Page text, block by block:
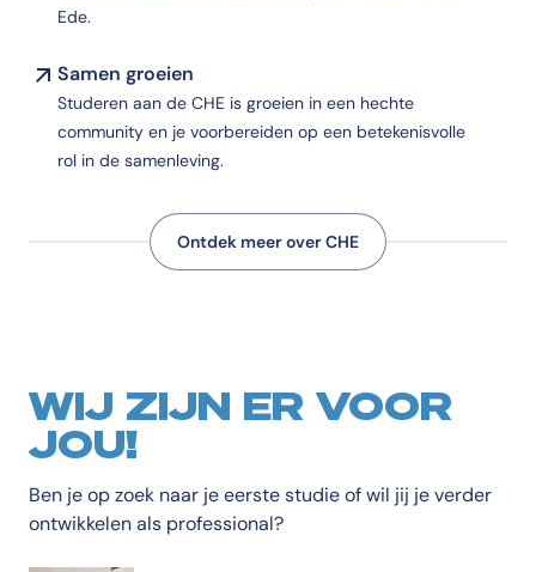
Ede.
Samen groeien
Studeren aan de CHE is groeien in een hechte
community en je voorbereiden op een betekenisvolle
rol in de samenleving.
Ontdek meer over CHE
WIJ ZIJN ER VOOR
JOU!
Ben je op zoek naar je eerste studie of wil jij je verder
ontwikkelen als professional?